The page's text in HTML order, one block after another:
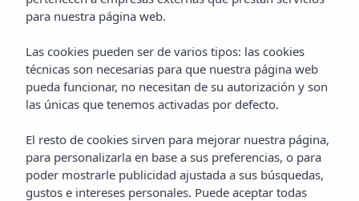
para nuestra página web.
Las cookies pueden ser de varios tipos: las cookies
técnicas son necesarias para que nuestra página web
pueda funcionar, no necesitan de su autorización y son
las únicas que tenemos activadas por defecto.
El resto de cookies sirven para mejorar nuestra página,
para personalizarla en base a sus preferencias, o para
poder mostrarle publicidad ajustada a sus búsquedas,
gustos e intereses personales. Puede aceptar todas